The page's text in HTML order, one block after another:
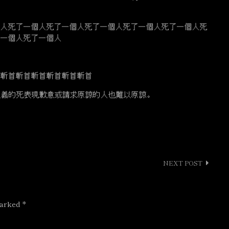
了一個人死了一個人死了一個人死了一個人死了一個人死
個人死了一個人
斬首斬首斬首斬首斬首
死表現歉意或請求原諒的人也難以原諒。
NEXT POST
*